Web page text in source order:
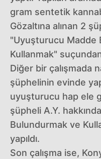
gram sentetik
Gözaltına alınan 2
"Uyuşturucu Madde
Kullanmak"
Diğer bir çalışmada
şüphelinin evinde
uyuşturucu hap ele
şüpheli A.Y.
Bulundurmak ve
yapıldı.
Son çalışma ise,